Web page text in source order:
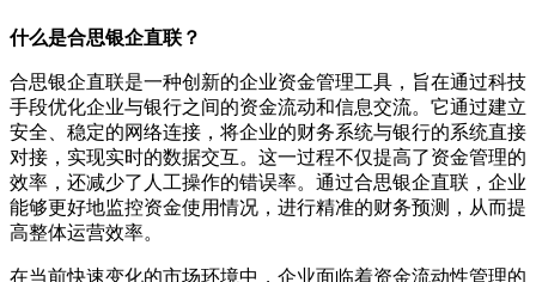
什么是合思银企直联？
合思银企直联是一种创新的企业资金管理工具，旨在通过科技
手段优化企业与银行之间的资金流动和信息交流。它通过建立
安全、稳定的网络连接，将企业的财务系统与银行的系统直接
对接，实现实时的数据交互。这一过程不仅提高了资金管理的
效率，还减少了人工操作的错误率。通过合思银企直联，企业
能够更好地监控资金使用情况，进行精准的财务预测，从而提
高整体运营效率。
在当前快速变化的市场环境中，企业面临着资金流动性管理的